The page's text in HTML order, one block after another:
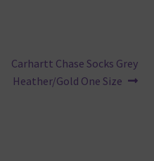
Nächster
Beitrag:
Carhartt Chase Socks Grey
Heather/Gold One Size